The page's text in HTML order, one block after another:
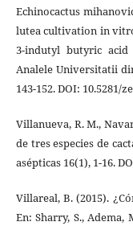
Echinocactus
lutea cultivation in
3-indutyl butyric
Analele Universitatii
143-152. DOI: 10.5281/
Villanueva, R. M.,
de tres especies de
asépticas 16(1), 1-16.
Villareal, B. (2015).
En: Sharry, S.,